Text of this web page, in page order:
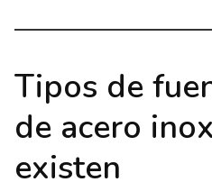
Tipos de
de acero
existen